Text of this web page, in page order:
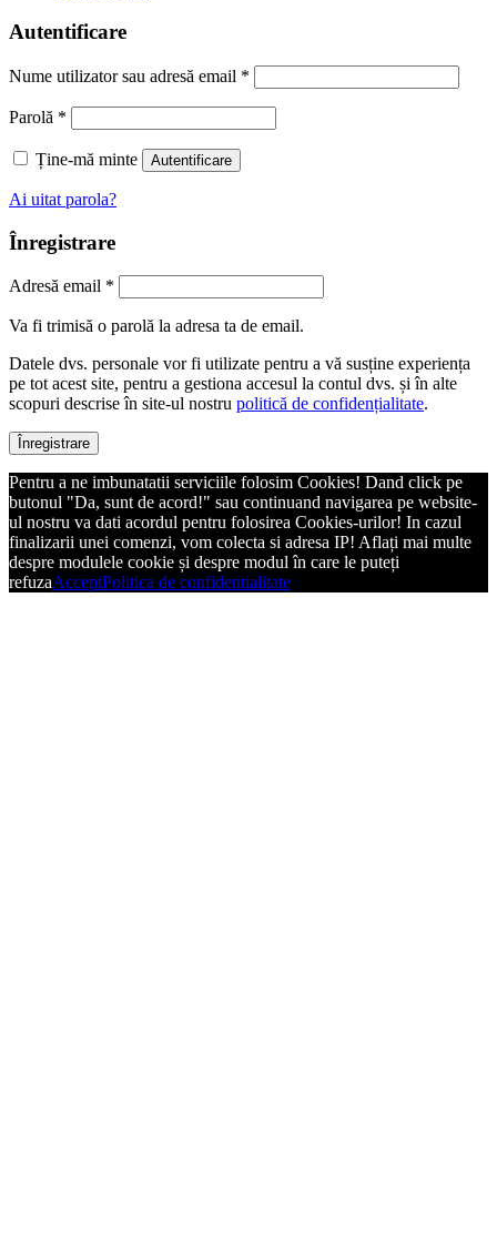
Autentificare
Nume utilizator sau adresă email *
Parolă *
Ține-mă minte Autentificare
Ai uitat parola?
Înregistrare
Adresă email *
Va fi trimisă o parolă la adresa ta de email.
Datele dvs. personale vor fi utilizate pentru a vă susține experiența
pe tot acest site, pentru a gestiona accesul la contul dvs. și în alte
scopuri descrise în site-ul nostru politică de confidențialitate.
Înregistrare
Pentru a ne imbunatatii serviciile folosim Cookies! Dand click pe
butonul "Da, sunt de acord!" sau continuand navigarea pe website-
ul nostru va dati acordul pentru folosirea Cookies-urilor! In cazul
finalizarii unei comenzi, vom colecta si adresa IP! Aflați mai multe
despre modulele cookie și despre modul în care le puteți
refuzaAcceptPolitica de confidentialitate